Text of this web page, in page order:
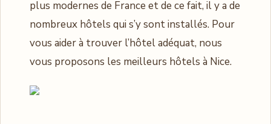
plus modernes de France et de ce fait, il y a de
nombreux hôtels qui s’y sont installés. Pour
vous aider à trouver l’hôtel adéquat, nous
vous proposons les meilleurs hôtels à Nice.